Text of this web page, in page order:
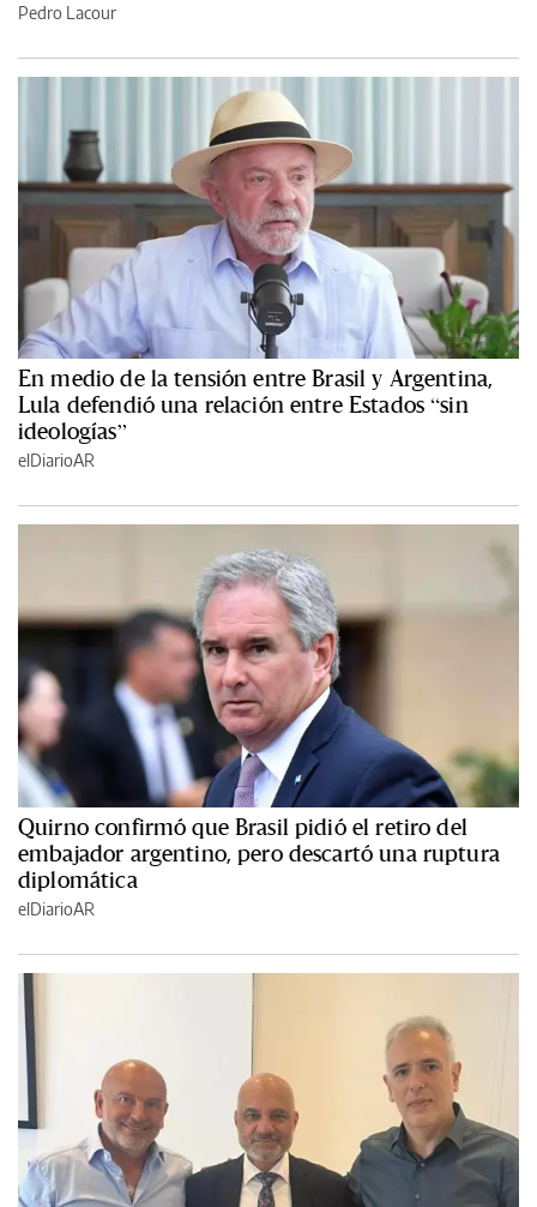
Pedro Lacour
En medio de la tensión entre Brasil y Argentina,
Lula defendió una relación entre Estados “sin
ideologías”
elDiarioAR
Quirno confirmó que Brasil pidió el retiro del
embajador argentino, pero descartó una ruptura
diplomática
elDiarioAR